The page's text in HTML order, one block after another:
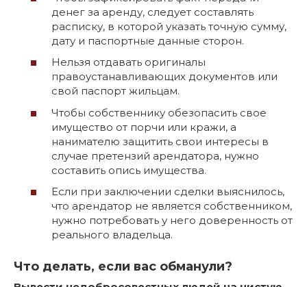
денег за аренду, следует составлять
расписку, в которой указать точную сумму,
дату и паспортные данные сторон.
Нельзя отдавать оригиналы
правоустанавливающих документов или
свой паспорт жильцам.
Чтобы собственнику обезопасить свое
имущество от порчи или кражи, а
нанимателю защитить свои интересы в
случае претензий арендатора, нужно
составить опись имущества.
Если при заключении сделки выяснилось,
что арендатор не является собственником,
нужно потребовать у него доверенность от
реального владельца.
Что делать, если вас обманули?